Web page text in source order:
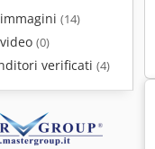
(14)
(0)
verificati (4)